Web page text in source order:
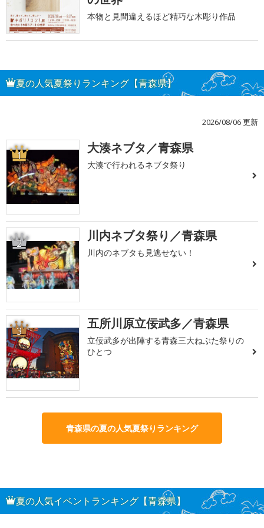
本物と見間違えるほど精巧な木彫り作品
夏の人気夏祭りランキング【青森県】
2026/08/06 更新
1 大湊ネブタ／青森県
大湊で行われるネブタ祭り
2 川内ネブタ祭り／青森県
川内のネブタも見逃せない！
3 五所川原立佞武多／青森県
立佞武多が出陣する青森三大ねぶた祭りの
ひとつ
青森県の夏の人気夏祭りランキング
夏の人気イベントランキング【青森県】